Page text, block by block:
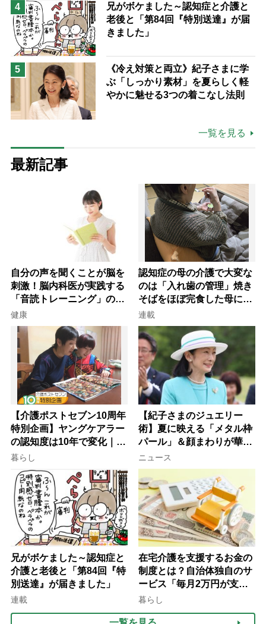
4
兄がボケました～認知症と介護と
老後と「第84回『特別送達』が届
きました」
5
《冷え対策と両立》紀子さまに学
ぶ「しっかり素材」を夏らしく軽
やかに魅せる3つの着こなし法則
一覧を見る
最新記事
自分の声を聞くことが脳を
刺激！脳内科医が実践する
「音読トレーニング」の極
意
健康
認知症の母の介護で大変な
のは「入れ歯の管理」焼き
そばをほぼ完食した母に息
子が血の気が引いた理由
連載
【介護ポストセブン10周年
特別企画】ヤングケアラー
の認知度は10年で変化｜流
行語大賞にノミネート、法
律にも明記されたが果たし
て現在は？
暮らし
【紀子さまのジュエリー
術】夏に映える「メタル枠
パール」＆顔まわりが華や
ぐ「揺れる一粒」の使い分
け方
ニュース
兄がボケました～認知症と
介護と老後と「第84回『特
別送達』が届きました」
連載
在宅介護を支援するお金の
制度とは？自治体独自のサ
ービス「毎月2万円が支給
される」ケースも【FP解
暮らし